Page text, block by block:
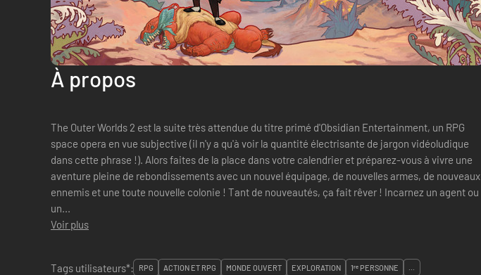
À propos
The Outer Worlds 2 est la suite très attendue du titre primé d'Obsidian Entertainment, un RPG
space opera en vue subjective (il n'y a qu'à voir la quantité électrisante de jargon vidéoludique
dans cette phrase !). Alors faites de la place dans votre calendrier et préparez-vous à vivre une
aventure pleine de rebondissements avec un nouvel équipage, de nouvelles armes, de nouveaux
ennemis et une toute nouvelle colonie ! Tant de nouveautés, ça fait rêver ! Incarnez un agent ou
un...
Voir plus
Tags utilisateurs*:
RPG ACTION ET RPG MONDE OUVERT EXPLORATION 1ʳᵉ PERSONNE ...